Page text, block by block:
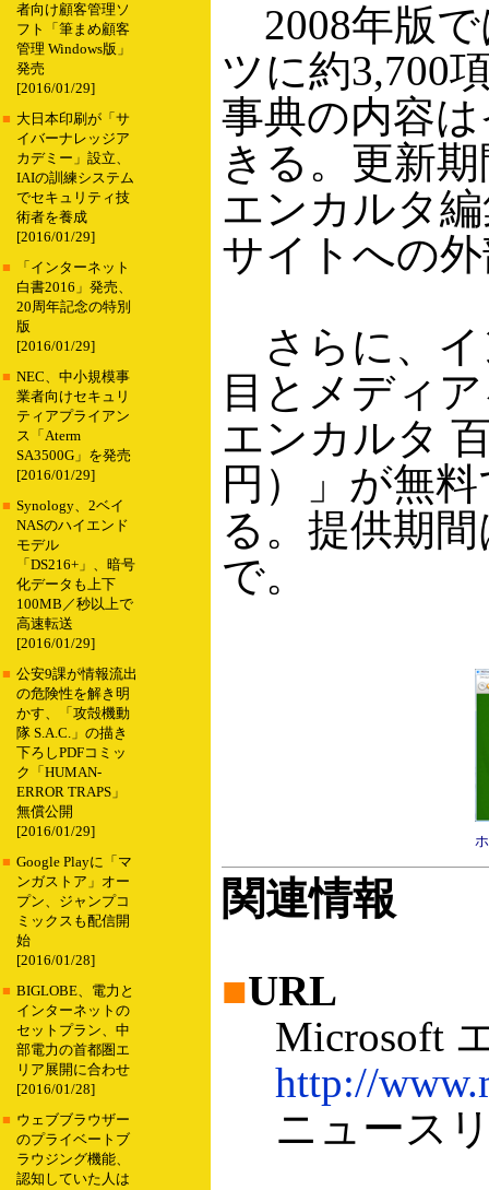
者向け顧客管理ソ
フト「筆まめ顧客
管理 Windows版」
発売
[2016/01/29]
■ 大日本印刷が「サ
イバーナレッジア
カデミー」設立、
IAIの訓練システム
でセキュリティ技
術者を養成
[2016/01/29]
■
「インターネット
白書2016」発売、
20周年記念の特別
版
[2016/01/29]
■ NEC、中小規模事
業者向けセキュリ
ティアプライアン
ス「Aterm
SA3500G」を発売
[2016/01/29]
■ Synology、2ベイ
NASのハイエンド
モデル
「DS216+」、暗号
化データも上下
100MB／秒以上で
高速転送
[2016/01/29]
■ 公安9課が情報流出
の危険性を解き明
かす、「攻殻機動
隊 S.A.C.」の描き
下ろしPDFコミッ
ク「HUMAN-
ERROR TRAPS」
無償公開
[2016/01/29]
■ Google Playに「マ
ンガストア」オー
プン、ジャンプコ
ミックスも配信開
始
[2016/01/28]
■ BIGLOBE、電力と
インターネットの
セットプラン、中
部電力の首都圏エ
リア展開に合わせ
[2016/01/28]
■ ウェブブラウザー
のプライベートブ
ラウジング機能、
認知していた人は
2008年版で
ツに約3,700
事典の内容
きる。更新
エンカルタ
サイトへの
さらに、イ
目とメディ
エンカルタ
円）」が無
る。提供期
で。
関連情報
■URL
Microsoft
http://
ニュース